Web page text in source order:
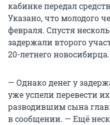
кабинке передал
Указано, что молодого
февраля. Спустя
задержали второго
20-летнего новосибирца.
— Однако денег у
уже успели перевести
разводившим сына
в сообщении. — Ещё